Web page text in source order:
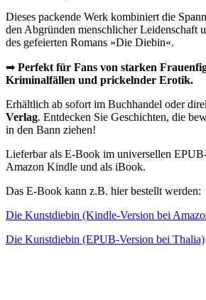
Dieses packende Werk kombiniert die
den Abgründen menschlicher Leidenschaft
des gefeierten Romans »Die Diebin«.
➡ Perfekt für Fans von starken
Kriminalfällen und prickelnder Erotik.
Erhältlich ab sofort im Buchhandel oder
Verlag. Entdecken Sie Geschichten, die
in den Bann ziehen!
Lieferbar als E-Book im universellen
Amazon Kindle und als iBook.
Das E-Book kann z.B. hier bestellt werden:
Die Kunstdiebin (Kindle-Version bei
Die Kunstdiebin (EPUB-Version bei Thalia)